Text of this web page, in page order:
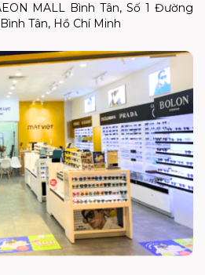
MALL Bình Tân, Số 1 Đường
Tân, Hồ Chí Minh